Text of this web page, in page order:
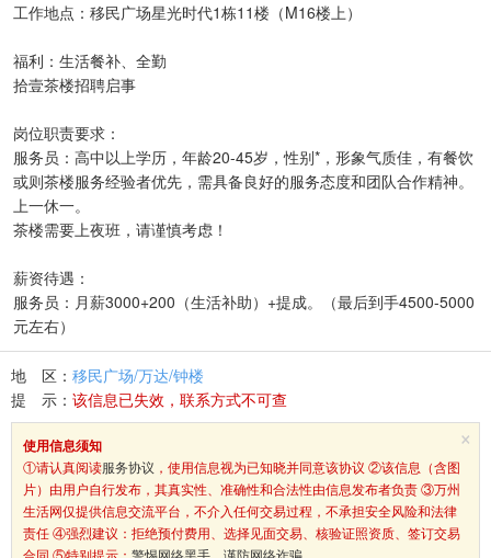
工作地点：移民广场星光时代1栋11楼（M16楼上）
福利：生活餐补、全勤
拾壹茶楼招聘启事
岗位职责要求：
服务员：高中以上学历，年龄20-45岁，性别*，形象气质佳，有餐饮
或则茶楼服务经验者优先，需具备良好的服务态度和团队合作精神。
上一休一。
茶楼需要上夜班，请谨慎考虑！
薪资待遇：
服务员：月薪3000+200（生活补助）+提成。（最后到手4500-5000
元左右）
地 区： 移民广场/万达/钟楼
提 示： 该信息已失效，联系方式不可查
×
使用信息须知
①请认真阅读服务协议 ，使用信息视为已知晓并同意该协议 ②该信息（含图
片）由用户自行发布，其真实性、准确性和合法性由信息发布者负责 ③万州
生活网仅提供信息交流平台，不介入任何交易过程，不承担安全风险和法律
责任 ④强烈建议：拒绝预付费用、选择见面交易、核验证照资质、签订交易
合同 ⑤特别提示： 警惕网络黑手，谨防网络诈骗